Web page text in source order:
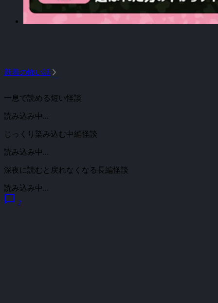
新着の怖い話 arrow_forward_ios
一息で読める短い怪談
読み込み中...
じっくり染み込む中編怪談
読み込み中...
深夜に読むと戻れなくなる長編怪談
読み込み中...
chat_bubble 2